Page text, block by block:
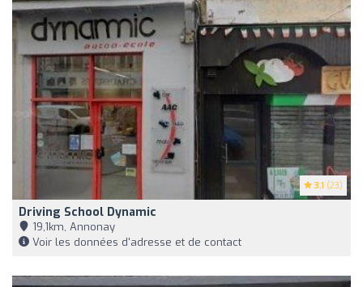
3.1 (23)
Driving School Dynamic
19,1km, Annonay
Voir les données d'adresse et de contact